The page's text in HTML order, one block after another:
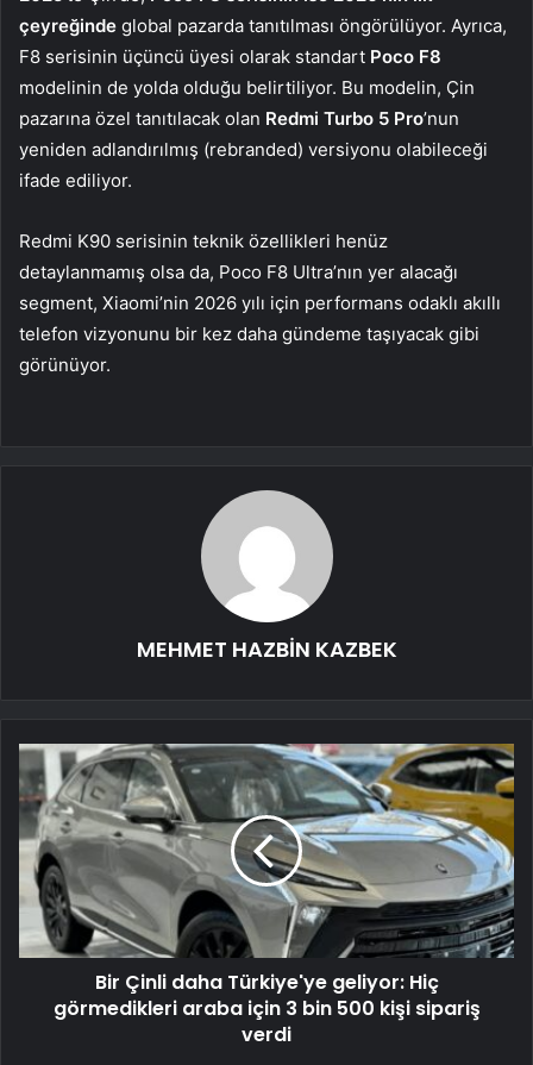
çeyreğinde global pazarda tanıtılması öngörülüyor. Ayrıca,
F8 serisinin üçüncü üyesi olarak standart Poco F8
modelinin de yolda olduğu belirtiliyor. Bu modelin, Çin
pazarına özel tanıtılacak olan Redmi Turbo 5 Pro’nun
yeniden adlandırılmış (rebranded) versiyonu olabileceği
ifade ediliyor.
Redmi K90 serisinin teknik özellikleri henüz
detaylanmamış olsa da, Poco F8 Ultra’nın yer alacağı
segment, Xiaomi’nin 2026 yılı için performans odaklı akıllı
telefon vizyonunu bir kez daha gündeme taşıyacak gibi
görünüyor.
MEHMET HAZBİN KAZBEK
Bir Çinli daha Türkiye'ye geliyor: Hiç
görmedikleri araba için 3 bin 500 kişi sipariş
verdi